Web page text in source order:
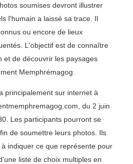
soumises devront illustrer
l'humain a laissé sa trace. Il
ou encore de lieux
L'objectif est de connaître
et de découvrir les paysages
Memphrémagog.
principalement sur internet à
du 2 juin
Les participants pourront se
de soumettre leurs photos. Ils
indiquer ce que représente pour
liste de choix multiples en